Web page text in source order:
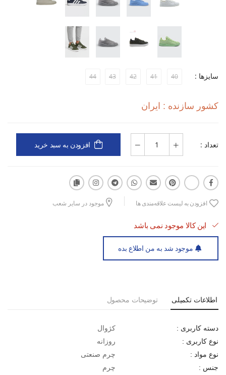
سایزها : 40
41
42
43
44
کشور سازنده : ایران
تعداد : افزودن به سبد خرید
افزودن به لیست علاقه‌مندی ها موجود در سایر شعب
این کالا موجود نمی باشد
موجود شد به من اطلاع بده
اطلاعات تکمیلی توضیحات محصول
دسته کاربری : کژوال
نوع کاربری : روزانه
نوع مواد : چرم صنعتی
جنس : چرم